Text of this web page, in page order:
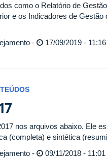
como o Relatório de
e os Indicadores de Gestão
-
17/09/2019 -
nos arquivos abaixo. Ele
(completa) e sintética
-
09/11/2018 - 11:01